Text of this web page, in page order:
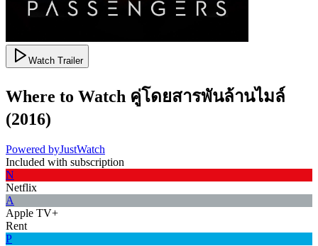
Watch Trailer
Where to Watch คู่โดยสารพันล้านไมล์
(2016)
Powered byJustWatch
Included with subscription
N
Netflix
A
Apple TV+
Rent
P